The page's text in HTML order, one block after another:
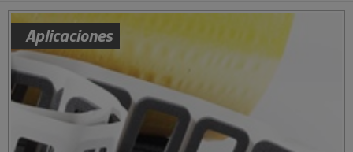
Aplicaciones